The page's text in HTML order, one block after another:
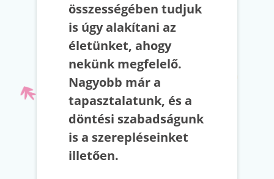
összességében tudjuk
is úgy alakítani az
életünket, ahogy
nekünk megfelelő.
Nagyobb már a
tapasztalatunk, és a
döntési szabadságunk
is a szerepléseinket
illetően.